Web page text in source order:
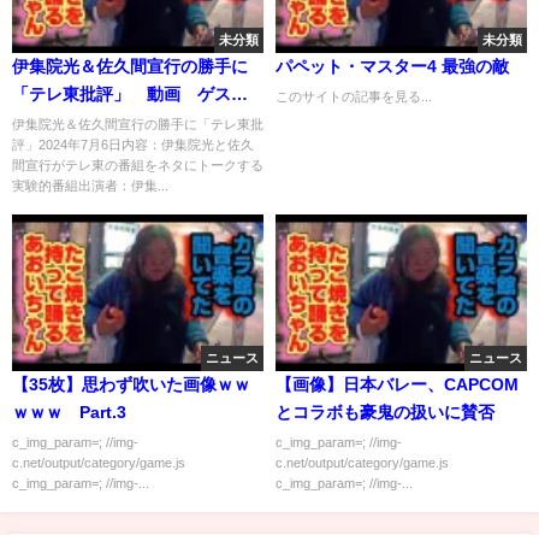
未分類
伊集院光＆佐久間宣行の勝手に
「テレ東批評」 動画 ゲス
ト：村井美樹 7月6日
伊集院光＆佐久間宣行の勝手に「テレ東批
評」2024年7月6日内容：伊集院光と佐久
間宣行がテレ東の番組をネタにトークする
実験的番組出演者：伊集...
未分類
パペット・マスター4 最強の敵
このサイトの記事を見る...
ニュース
【35枚】思わず吹いた画像ｗｗ
ｗｗｗ Part.3
c_img_param=; //img-
c.net/output/category/game.js
c_img_param=; //img-...
ニュース
【画像】日本バレー、CAPCOM
とコラボも豪鬼の扱いに賛否
c_img_param=; //img-
c.net/output/category/game.js
c_img_param=; //img-...